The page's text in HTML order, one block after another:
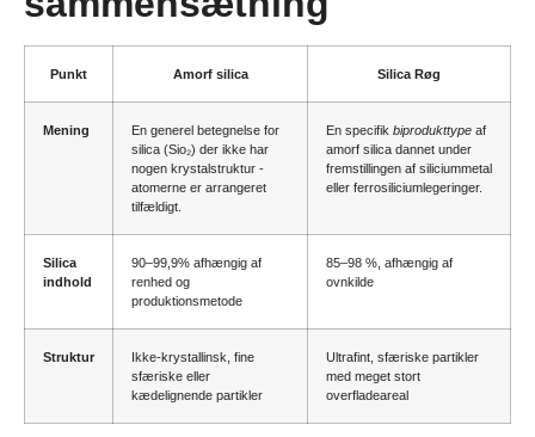
Punkt Amorf silica Silica Røg
Mening
En generel betegnelse for
silica (Sio₂) der ikke har
nogen krystalstruktur -
atomerne er arrangeret
tilfældigt.
En specifik biprodukttype af
amorf silica dannet under
fremstillingen af ​​siliciummetal
eller ferrosiliciumlegeringer.
Silica
indhold
90–99,9% afhængig af
renhed og
produktionsmetode
85–98 %, afhængig af
ovnkilde
Struktur
Ikke-krystallinsk, fine
sfæriske eller
kædelignende partikler
Ultrafint, sfæriske partikler
med meget stort
overfladeareal